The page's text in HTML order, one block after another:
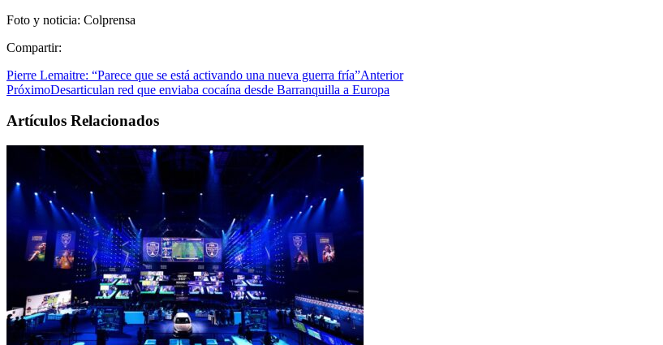
Foto y noticia: Colprensa
Compartir:
Pierre Lemaitre: “Parece que se está activando una nueva guerra fría”Anterior
PróximoDesarticulan red que enviaba cocaína desde Barranquilla a Europa
Artículos Relacionados